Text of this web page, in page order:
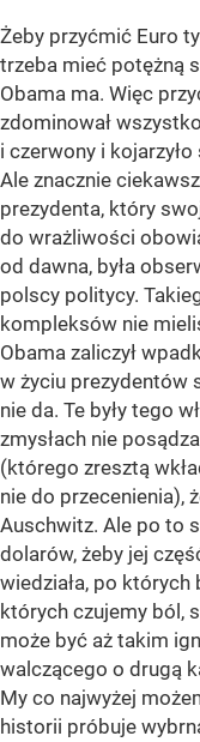
Żeby przyćmić Euro
trzeba mieć potężną
Obama ma. Więc
zdominował
i czerwony i
Ale znacznie
prezydenta, który
do wrażliwości
od dawna, była
polscy politycy.
kompleksów nie
Obama zaliczył
w życiu prezydentów
nie da. Te były tego
zmysłach nie
(którego zresztą
nie do przecenienia),
Auschwitz. Ale po to
dolarów, żeby jej
wiedziała, po których
których czujemy ból,
może być aż takim
walczącego o drugą
My co najwyżej
historii próbuje